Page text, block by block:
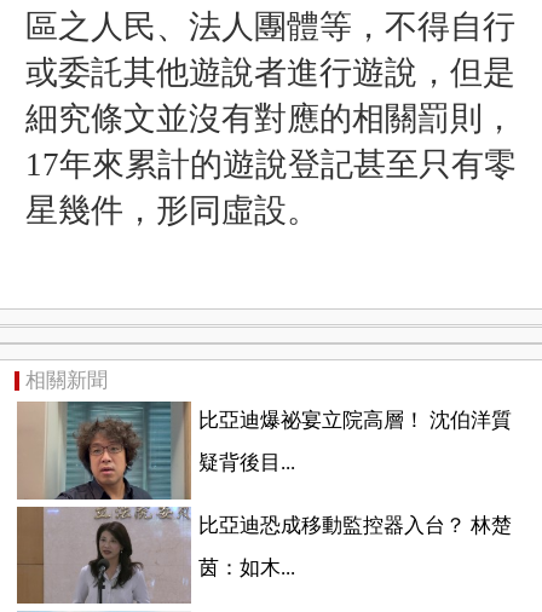
區之人民、法人團體等，不得自行
或委託其他遊說者進行遊說，但是
細究條文並沒有對應的相關罰則，
17年來累計的遊說登記甚至只有零
星幾件，形同虛設。
相關新聞
比亞迪爆祕宴立院高層！ 沈伯洋質
疑背後目...
比亞迪恐成移動監控器入台？ 林楚
茵：如木...